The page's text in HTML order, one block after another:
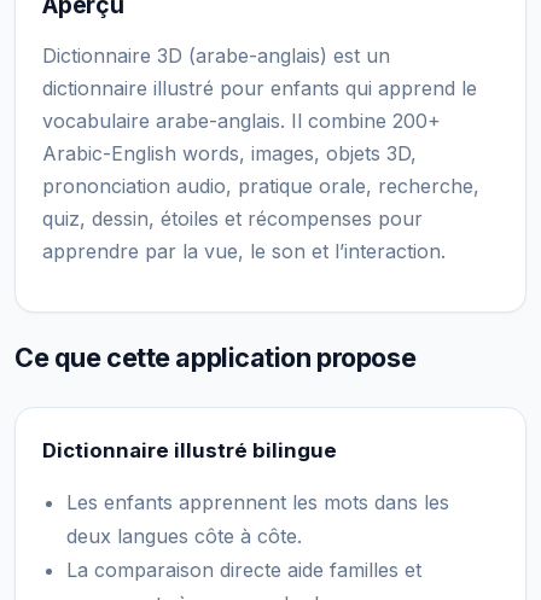
Dictionnaire 3D (arabe-anglais) est un
dictionnaire illustré pour enfants qui apprend le
vocabulaire arabe-anglais. Il combine 200+
Arabic-English words, images, objets 3D,
prononciation audio, pratique orale, recherche,
quiz, dessin, étoiles et récompenses pour
apprendre par la vue, le son et l’interaction.
Ce que cette application propose
Dictionnaire illustré bilingue
Les enfants apprennent les mots dans les
deux langues côte à côte.
La comparaison directe aide familles et